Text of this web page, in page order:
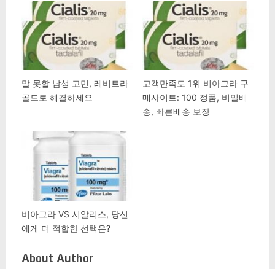
말 못할 남성 고민, 레비트라
골드로 해결하세요
고객만족도 1위 비아그라 구
매사이트: 100 정품, 비밀배
송, 빠른배송 보장
비아그라 VS 시알리스, 당신
에게 더 적합한 선택은?
About Author